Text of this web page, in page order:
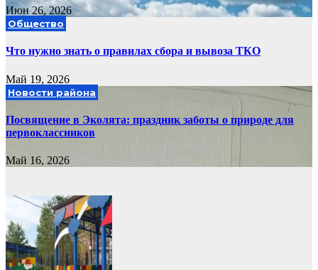
Июн 26, 2026
Общество
Что нужно знать о правилах сбора и вывоза ТКО
Май 19, 2026
Новости района
Посвящение в Эколята: праздник заботы о природе для
первоклассников
Май 16, 2026